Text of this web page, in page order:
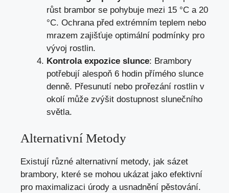
růst brambor se pohybuje mezi 15 °C a 20
°C. Ochrana před extrémním teplem nebo
mrazem zajišťuje optimální podmínky pro
vývoj rostlin.
Kontrola expozice slunce: Brambory
potřebují alespoň 6 hodin přímého slunce
denně. Přesunutí nebo prořezání rostlin v
okolí může zvýšit dostupnost slunečního
světla.
Alternativní Metody
Existují různé alternativní metody, jak sázet
brambory, které se mohou ukázat jako efektivní
pro maximalizaci úrody a usnadnění pěstování.